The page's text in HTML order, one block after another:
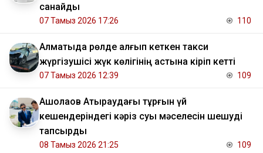
санайды
07 Тамыз 2026 17:26 110
Алматыда рөлде қалғып кеткен такси
жүргізушісі жүк көлігінің астына кіріп кетті
07 Тамыз 2026 12:39 109
​Ақшолақов Атыраудағы тұрғын үй
кешендеріндегі кәріз суы мәселесін шешуді
тапсырды
08 Тамыз 2026 21:25 109